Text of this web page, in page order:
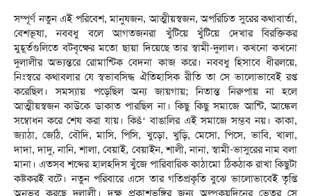
সম্পূর্ণ নতুন এই পরিবেশ, মানুষজন, আত্মীয়স্বজন, অপরিচিত সুরের কথাবার্তা,
বেশভূষা, নববধু বলে আগতজনরা খুঁটিয়ে খুঁটিয়ে দেখার বিরক্তিকর
মুহূর্তগুলিতে বটবৃক্ষের মতো ছায়া দিয়েছে তার স্বামী-দুলাল। কখনো কখনো
দুলালীর অভ্যন্তরে রোমান্টিক বেদনা কাজ করে। নববধু হিসাবে ধীরলয়ে,
নিঃস্বরে কথাবলার যে স্বভাবসিদ্ধ ঐতিহাসিক রীতি তা সে ভালোভাবেই রপ্ত
করেছিল। সমস্যায় পড়েছিল অন্য জায়গায়; নিতান্ত নিরুপায় না হলে
আত্মীয়স্বজন কাউকে ডাকাত পারছিল না। কিছু কিছু সমাজে আন্টি, আঙ্কেল
সম্বোধন করে শেষ করা যায়। কিš‘ বাঙালির এই সমাজে সম্ভব নয়। কাকা,
জ্যাঠা, জেঠি, বৌদি, মাসি, পিসি, খুড়ো, খুড়ি, মেসো, পিসে, ভাবি, খালা,
দাদা, দাদু, নানি, শালা, বেয়াই, বেয়াইন, শালী, নানা, স্বামী-ভাসুরের নাম বলা
মানা। এতসব শব্দের হালহদিস খুঁজে পারিবারিক কাঠামো ঠিকঠাক রাখা কিছুটা
কষ্টকরই বটে। নতুন পরিবারে এসে তার গতিপ্রকৃতি বুঝে ভালোভাবেই তৃপ্তি
অনুভব করছে দুলালী। দক্ষ প্রকাশভঙ্গির জন্য অল্পকয়দিনের ভেতর সে